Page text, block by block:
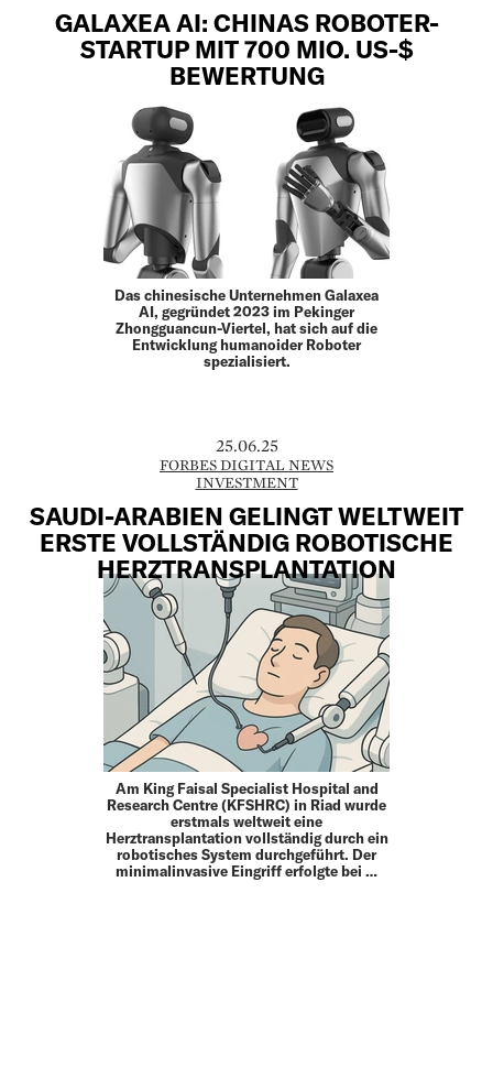
GALAXEA AI: CHINAS ROBOTER-
STARTUP MIT 700 MIO. US-$
BEWERTUNG
Das chinesische Unternehmen Galaxea
AI, gegründet 2023 im Pekinger
Zhongguancun-Viertel, hat sich auf die
Entwicklung humanoider Roboter
spezialisiert.
25.06.25
FORBES DIGITAL NEWS
INVESTMENT
SAUDI-ARABIEN GELINGT WELTWEIT
ERSTE VOLLSTÄNDIG ROBOTISCHE
HERZTRANSPLANTATION
Am King Faisal Specialist Hospital and
Research Centre (KFSHRC) in Riad wurde
erstmals weltweit eine
Herztransplantation vollständig durch ein
robotisches System durchgeführt. Der
minimalinvasive Eingriff erfolgte bei …